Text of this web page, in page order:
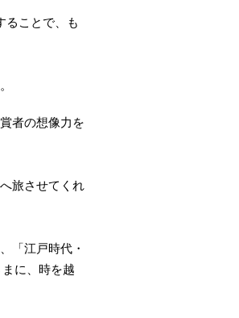
ることで、も
者の想像力を
旅させてくれ
「江戸時代・
に、時を越